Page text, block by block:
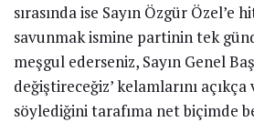
sırasında ise Sayın Özgür Özel’e
savunmak ismine partinin tek
meşgul ederseniz, Sayın Genel
değiştireceğiz’ kelamlarını açıkça
söylediğini tarafıma net biçimde